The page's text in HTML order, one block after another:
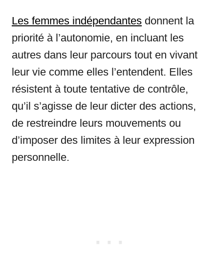
Les femmes indépendantes donnent la
priorité à l’autonomie, en incluant les
autres dans leur parcours tout en vivant
leur vie comme elles l’entendent. Elles
résistent à toute tentative de contrôle,
qu’il s’agisse de leur dicter des actions,
de restreindre leurs mouvements ou
d’imposer des limites à leur expression
personnelle.